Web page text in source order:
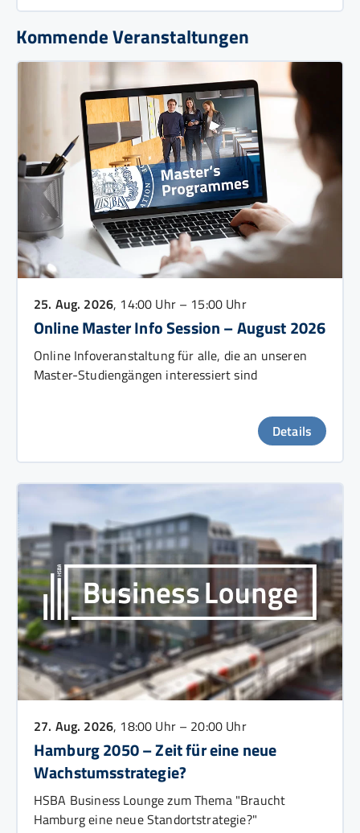
Kommende Veranstaltungen
25. Aug. 2026, 14:00 Uhr – 15:00 Uhr
Online Master Info Session – August 2026
Online Infoveranstaltung für alle, die an unseren
Master-Studiengängen interessiert sind
Details
27. Aug. 2026, 18:00 Uhr – 20:00 Uhr
Hamburg 2050 – Zeit für eine neue
Wachstumsstrategie?
HSBA Business Lounge zum Thema "Braucht
Hamburg eine neue Standortstrategie?"